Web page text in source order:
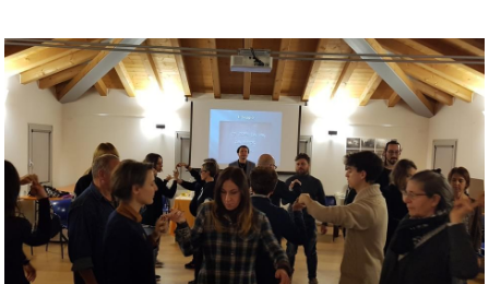
Foto
Presentazione
Seminario Rubedo
Seminario Albedo
Seminario Nigredo
Eventi
Contatti